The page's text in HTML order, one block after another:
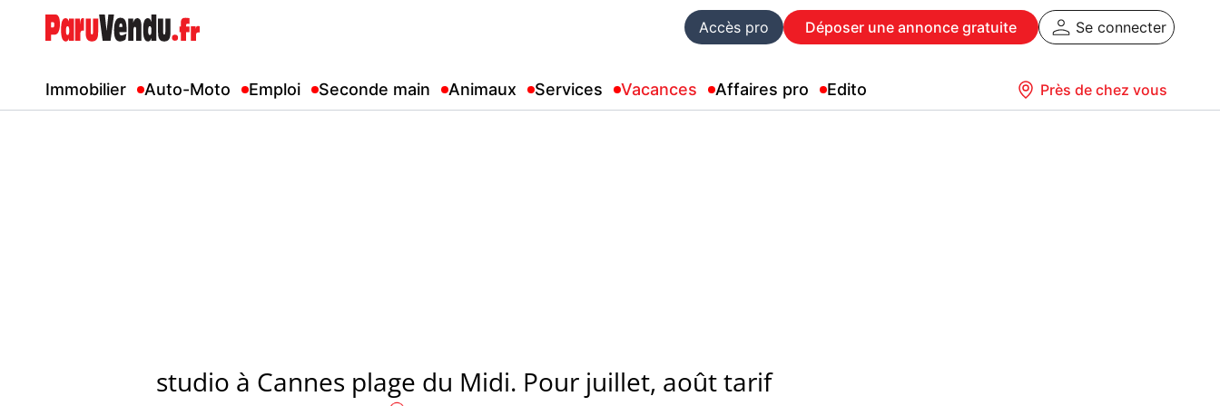
Accès pro Déposer une annonce gratuite Se connecter
Immobilier Auto-Moto Emploi Seconde main Animaux Services Vacances Affaires pro Edito Près de chez vous
studio à Cannes plage du Midi. Pour juillet, août tarif